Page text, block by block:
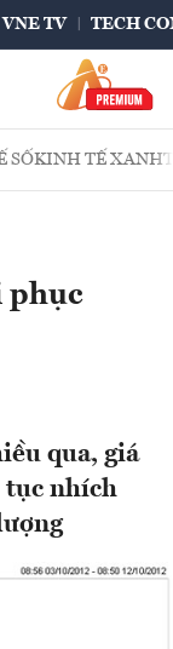
VNE TV TECH
SỐKINH TẾ XANH
phục
qua, giá
tục nhích